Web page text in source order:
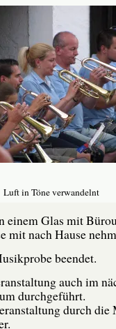
Luft in Töne verwandelnt
einem Glas mit
mit nach Hause
beendet.
auch im
durchgeführt.
durch die